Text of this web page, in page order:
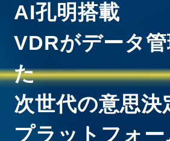
AI孔明搭載
VDRがデータ
た
次世代の意思決
プラットフォ